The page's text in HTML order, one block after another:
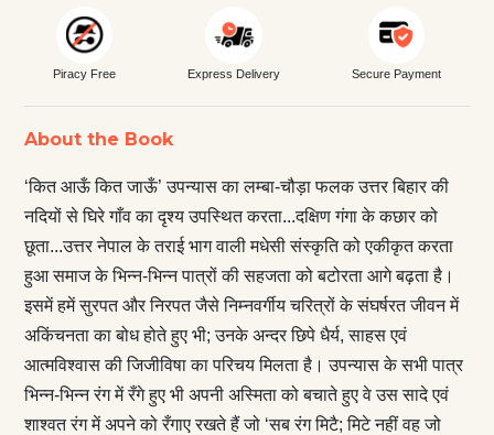
Piracy Free Express Delivery Secure Payment
About the Book
‘कित आऊँ कित जाऊँ’ उपन्यास का लम्बा-चौड़ा फलक उत्तर बिहार की
नदियों से घिरे गाँव का दृश्य उपस्थित करता...दक्षिण गंगा के कछार को
छूता...उत्तर नेपाल के तराई भाग वाली मधेसी संस्कृति को एकीकृत करता
हुआ समाज के भिन्न-भिन्न पात्रों की सहजता को बटोरता आगे बढ़ता है।
इसमें हमें सुरपत और निरपत जैसे निम्नवर्गीय चरित्रों के संघर्षरत जीवन में
अकिंचनता का बोध होते हुए भी; उनके अन्दर छिपे धैर्य, साहस एवं
आत्मविश्वास की जिजीविषा का परिचय मिलता है। उपन्यास के सभी पात्र
भिन्न-भिन्न रंग में रँगे हुए भी अपनी अस्मिता को बचाते हुए वे उस सादे एवं
शाश्वत रंग में अपने को रँगाए रखते हैं जो ‘सब रंग मिटै; मिटे नहीं वह जो